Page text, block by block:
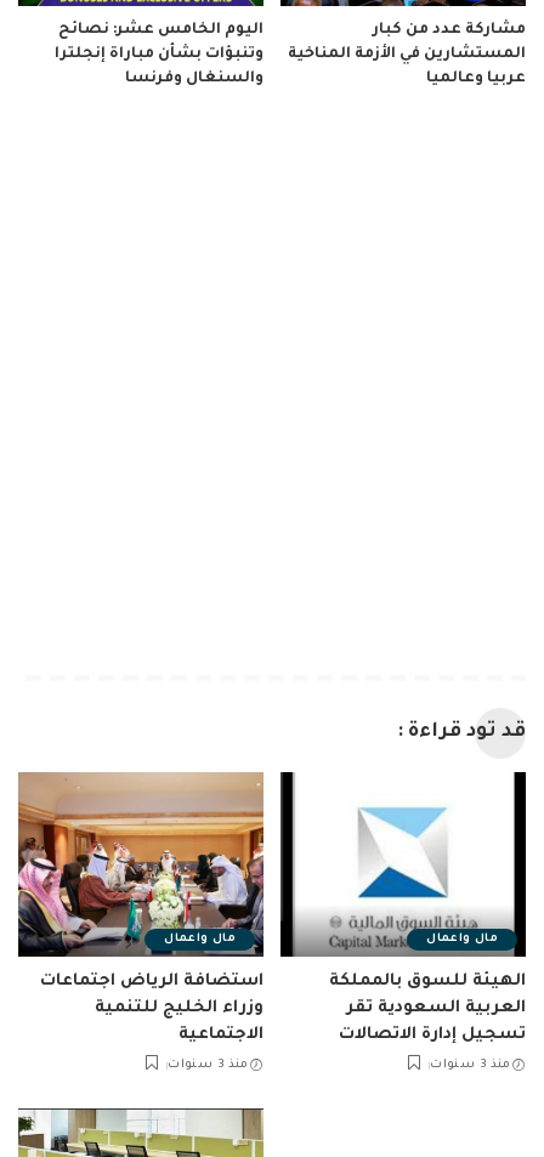
مشاركة عدد من كبار
المستشارين في الأزمة المناخية
عربيا وعالميا
اليوم الخامس عشر: نصائح
وتنبؤات بشأن مباراة إنجلترا
والسنغال وفرنسا
قد تود قراءة :
مال واعمال
الهيئة للسوق بالمملكة
العربية السعودية تقر
تسجيل إدارة الاتصالات
منذ 3 سنوات
مال واعمال
استضافة الرياض اجتماعات
وزراء الخليج للتنمية
الاجتماعية
منذ 3 سنوات